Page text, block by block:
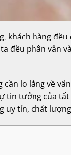
khách hàng
đều phân vân
lo lắng về
tưởng của tất
uy tín, chất